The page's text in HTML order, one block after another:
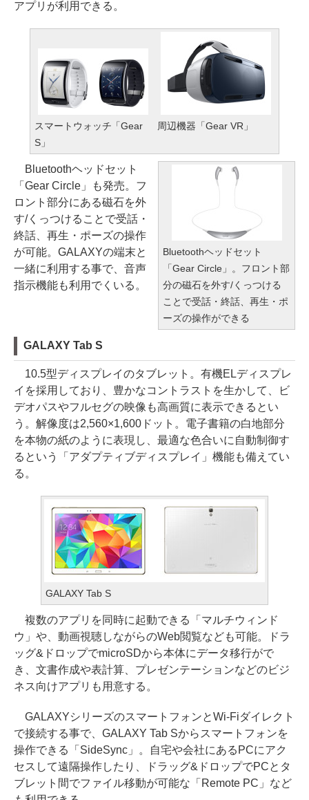
アプリが利用できる。
スマートウォッチ「Gear
S」
周辺機器「Gear VR」
Bluetoothヘッドセット
「Gear Circle」。フロント部
分の磁石を外す/くっつける
ことで受話・終話、再生・ポ
ーズの操作ができる
Bluetoothヘッドセット
「Gear Circle」も発売。フ
ロント部分にある磁石を外
す/くっつけることで受話・
終話、再生・ポーズの操作
が可能。GALAXYの端末と
一緒に利用する事で、音声
指示機能も利用でくいる。
GALAXY Tab S
10.5型ディスプレイのタブレット。有機ELディスプレ
イを採用しており、豊かなコントラストを生かして、ビ
デオパスやフルセグの映像も高画質に表示できるとい
う。解像度は2,560×1,600ドット。電子書籍の白地部分
を本物の紙のように表現し、最適な色合いに自動制御す
るという「アダプティブディスプレイ」機能も備えてい
る。
GALAXY Tab S
複数のアプリを同時に起動できる「マルチウィンド
ウ」や、動画視聴しながらのWeb閲覧なども可能。ドラ
ッグ&ドロップでmicroSDから本体にデータ移行がで
き、文書作成や表計算、プレゼンテーションなどのビジ
ネス向けアプリも用意する。
GALAXYシリーズのスマートフォンとWi-Fiダイレクト
で接続する事で、GALAXY Tab Sからスマートフォンを
操作できる「SideSync」。自宅や会社にあるPCにアク
セスして遠隔操作したり、ドラッグ&ドロップでPCとタ
ブレット間でファイル移動が可能な「Remote PC」など